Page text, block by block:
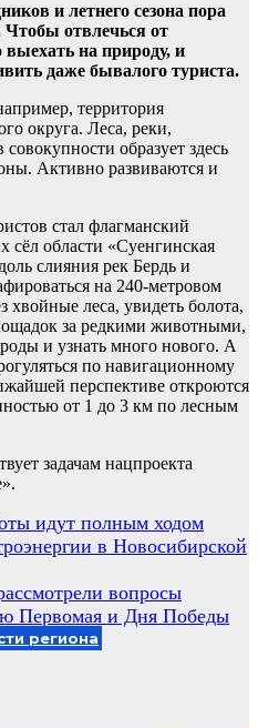
и летнего сезона пора
отвлечься от
выехать на природу, и
даже бывалого туриста.
территория
округа. Леса, реки,
образует здесь
Активно развиваются и
стал флагманский
сёл области «Суенгинская
слияния рек Бердь и
на 240-метровом
хвойные леса, увидеть болота,
за редкими животными,
и узнать много нового. А
по навигационному
перспективе откроются
от 1 до 3 км по лесным
задачам нацпроекта
идут полным ходом
в Новосибирской
вопросы
Первомая и Дня Победы
региона